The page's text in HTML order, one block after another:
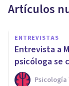
Artículos
ENTREVISTAS
Entrevista a
psicóloga se
Psicología